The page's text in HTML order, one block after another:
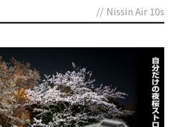
// Nissin Air 10s